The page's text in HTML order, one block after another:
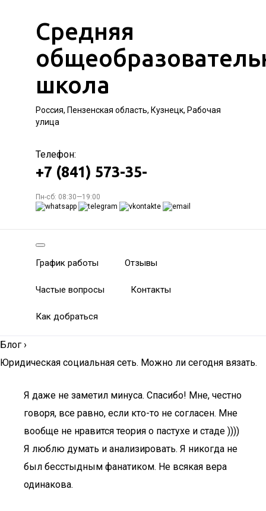
Средняя
школа
Россия, Пензенская область, Кузнецк, Рабочая
улица
Телефон:
+7 (841) 573-35-
Пн-сб: 08:30—19:00
График работы Отзывы
Частые вопросы Контакты
Как добраться
Блог ›
Юридическая социальная сеть. Можно ли сегодня вязать.
Я даже не заметил минуса. Спасибо! Мне, честно
говоря, все равно, если кто-то не согласен. Мне
вообще не нравится теория о пастухе и стаде ))))
Я люблю думать и анализировать. Я никогда не
был бесстыдным фанатиком. Не всякая вера
одинакова.